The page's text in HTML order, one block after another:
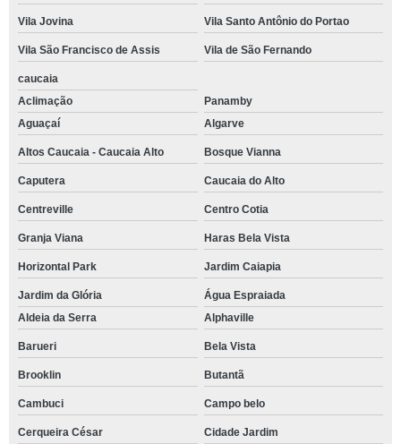
Vila Jovina Vila Santo Antônio do Portao
Vila São Francisco de Assis Vila de São Fernando
caucaia
Aclimação
Panamby
Aguaçaí
Algarve
Altos Caucaia - Caucaia Alto Bosque Vianna
Caputera Caucaia do Alto
Centreville Centro Cotia
Granja Viana Haras Bela Vista
Horizontal Park Jardim Caiapia
Jardim da Glória
Água Espraiada
Aldeia da Serra
Alphaville
Barueri Bela Vista
Brooklin Butantã
Cambuci Campo belo
Cerqueira César Cidade Jardim